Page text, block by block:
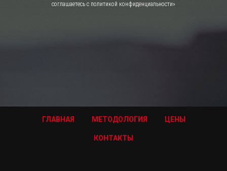
соглашаетесь c политикой конфиденциальности»
ГЛАВНАЯ МЕТОДОЛОГИЯ ЦЕНЫ
КОНТАКТЫ